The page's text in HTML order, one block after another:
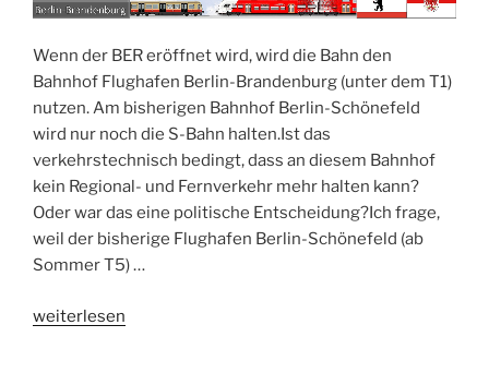
Wenn der BER eröffnet wird, wird die Bahn den
Bahnhof Flughafen Berlin-Brandenburg (unter dem T1)
nutzen. Am bisherigen Bahnhof Berlin-Schönefeld
wird nur noch die S-Bahn halten.Ist das
verkehrstechnisch bedingt, dass an diesem Bahnhof
kein Regional- und Fernverkehr mehr halten kann?
Oder war das eine politische Entscheidung?Ich frage,
weil der bisherige Flughafen Berlin-Schönefeld (ab
Sommer T5) …
„Bahnhof
weiterlesen